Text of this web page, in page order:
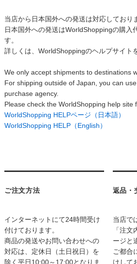
当店から日本国外への発送は対応しており
日本国外への発送はWorldShoppingの購入
す。
詳しくは、WorldShoppingのヘルプサイト
We only accept shipments to destinations
For shipping outside of Japan, you can
purchase agency.
Please check the WorldShopping help site
WorldShopping HELPページ（日本語）
WorldShopping HELP（English）
ご注文方法
インターネットにて24時間受け
付けております。
商品の発送やお問い合わせへの
対応は、定休日（土日祝日）を
除く平日10:00～17:00となりま
返品・
当店で
「注
ージと
ご都合
けして